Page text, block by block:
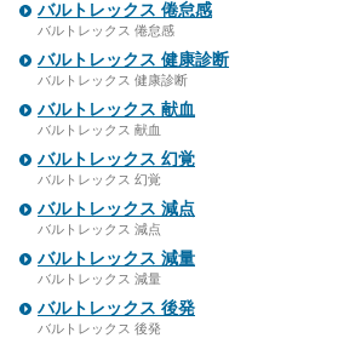
バルトレックス 倦怠感
バルトレックス 倦怠感
バルトレックス 健康診断
バルトレックス 健康診断
バルトレックス 献血
バルトレックス 献血
バルトレックス 幻覚
バルトレックス 幻覚
バルトレックス 減点
バルトレックス 減点
バルトレックス 減量
バルトレックス 減量
バルトレックス 後発
バルトレックス 後発